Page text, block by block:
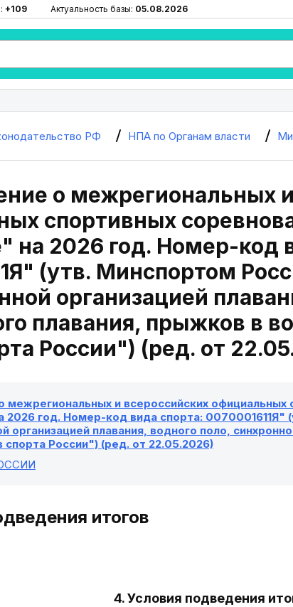
+109 Актуальность базы: 05.08.2026
РФ НПА по Органам власти
о межрегиональных
спортивных
на 2026 год. Номер-код
(утв. Минспортом
организацией
плавания, прыжков в
России") (ред. от
и всероссийских официальных
2026 год. Номер-код вида спорта: 0070001611Я"
организацией плавания, водного поло,
спорта России") (ред. от 22.05.2026)
итогов
4. Условия подведения